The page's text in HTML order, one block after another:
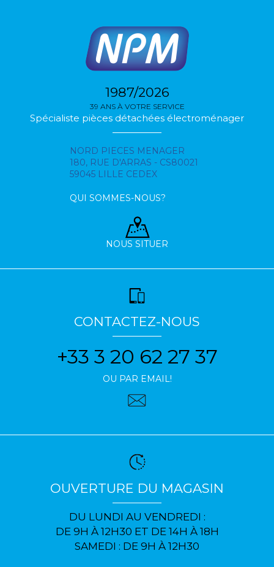
1987/2026
39 ANS À VOTRE SERVICE
Spécialiste pièces détachées électroménager
NORD PIECES MENAGER
180, RUE D'ARRAS - CS80021
59045 LILLE CEDEX
QUI SOMMES-NOUS?
NOUS SITUER
CONTACTEZ-NOUS
+33 3 20 62 27 37
OU PAR EMAIL!
OUVERTURE DU MAGASIN
DU LUNDI AU VENDREDI :
DE 9H À 12H30 ET DE 14H À 18H
SAMEDI : DE 9H À 12H30